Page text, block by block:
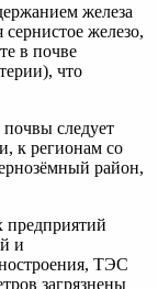
железа
сернистое железо,
в почве
что
следует
к регионам со
район,
и
ТЭС
загрязнены